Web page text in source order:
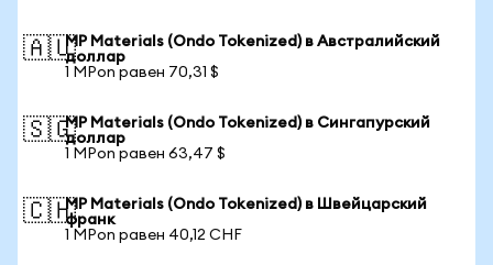
🇦🇺MP Materials (Ondo Tokenized) в Австралийский
доллар
1 MPon равен 70,31 $
🇸🇬MP Materials (Ondo Tokenized) в Сингапурский
доллар
1 MPon равен 63,47 $
🇨🇭MP Materials (Ondo Tokenized) в Швейцарский
франк
1 MPon равен 40,12 CHF